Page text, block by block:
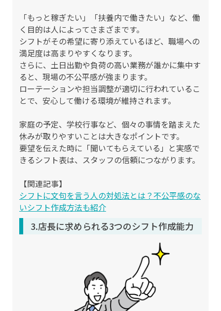
「もっと稼ぎたい」「扶養内で働きたい」など、働
く目的は人によってさまざまです。
シフトがその希望に寄り添えているほど、職場への
満足度は高まりやすくなります。
さらに、土日出勤や負荷の高い業務が誰かに集中す
ると、現場の不公平感が強まります。
ローテーションや担当調整が適切に行われているこ
とで、安心して働ける環境が維持されます。
家庭の予定、学校行事など、個々の事情を踏まえた
休みが取りやすいことは大きなポイントです。
要望を伝えた時に「聞いてもらえている」と実感で
きるシフト表は、スタッフの信頼につながります。
【関連記事】
シフトに文句を言う人の対処法とは？不公平感のな
いシフト作成方法も紹介
3.店長に求められる3つのシフト作成能力